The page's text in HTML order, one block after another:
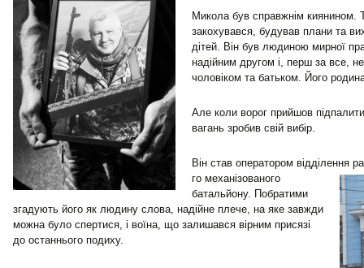
Микола був справжнім киянином.
закохувався, будував плани та
дітей. Він був людиною мирної
надійним другом і, перш за все,
чоловіком та батьком. Його
Але коли ворог прийшов
вагань зробив свій вибір.
Він став оператором відділення
го механізованого
батальйону. Побратими
згадують його як людину слова, надійне плече, на яке завжди
можна було спертися, і воїна, що залишався вірним присязі
до останнього подиху.